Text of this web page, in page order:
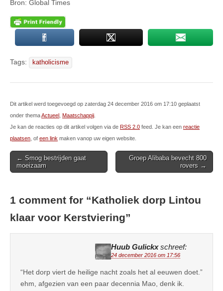
Bron: Global Times
Tags: katholicisme
Dit artikel werd toegevoegd op zaterdag 24 december 2016 om 17:10 geplaatst
onder themaActueel Maatschappij
Je kan de reacties op dit artikel volgen via de RSS 2.0 feed. Je kan een reactie
plaatsen , of een link maken vanop uw eigen website.
Post
navigation
← Smog bestrijden gaat
moeizaam
Groep Alibaba bevecht 800
rovers →
1 comment for “Katholiek dorp Lintou
klaar voor Kerstviering”
Huub Gulickx schreef:
24 december 2016 om 17:56
“Het dorp viert de heilige nacht zoals het al eeuwen doet.”
ehm, afgezien van een paar decennia Mao, denk ik.